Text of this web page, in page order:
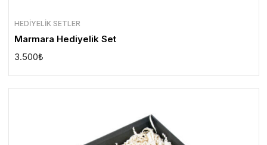
HEDIYELIK SETLER
Marmara Hediyelik Set
3.500₺